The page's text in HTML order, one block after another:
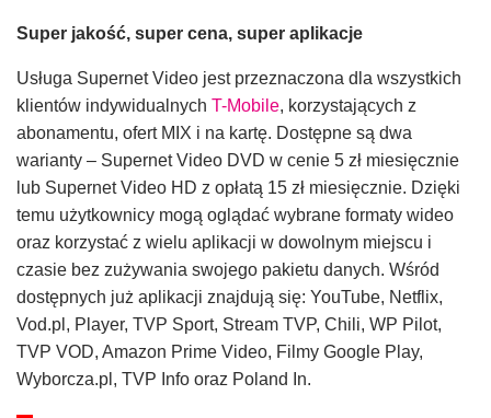
Super jakość, super cena, super aplikacje
Usługa Supernet Video jest przeznaczona dla wszystkich
klientów indywidualnych T-Mobile, korzystających z
abonamentu, ofert MIX i na kartę. Dostępne są dwa
warianty – Supernet Video DVD w cenie 5 zł miesięcznie
lub Supernet Video HD z opłatą 15 zł miesięcznie. Dzięki
temu użytkownicy mogą oglądać wybrane formaty wideo
oraz korzystać z wielu aplikacji w dowolnym miejscu i
czasie bez zużywania swojego pakietu danych. Wśród
dostępnych już aplikacji znajdują się: YouTube, Netflix,
Vod.pl, Player, TVP Sport, Stream TVP, Chili, WP Pilot,
TVP VOD, Amazon Prime Video, Filmy Google Play,
Wyborcza.pl, TVP Info oraz Poland In.